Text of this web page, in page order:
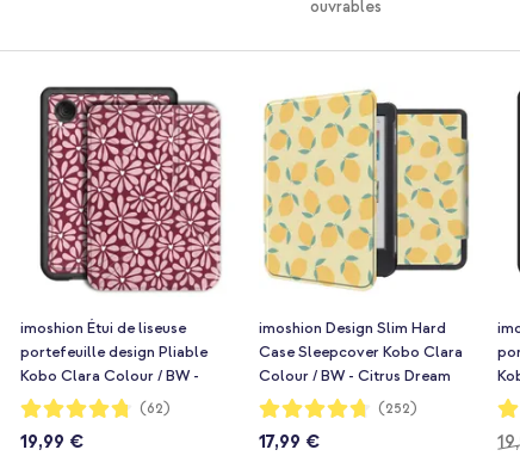
ouvrables
imoshion Étui de liseuse
portefeuille design Pliable
Kobo Clara Colour / BW -
Bloom Love Blush
Notation:
95%
(62)
19,99 €
imoshion Design Slim Hard
Case Sleepcover Kobo Clara
Colour / BW - Citrus Dream
Notation:
94%
(252)
17,99 €